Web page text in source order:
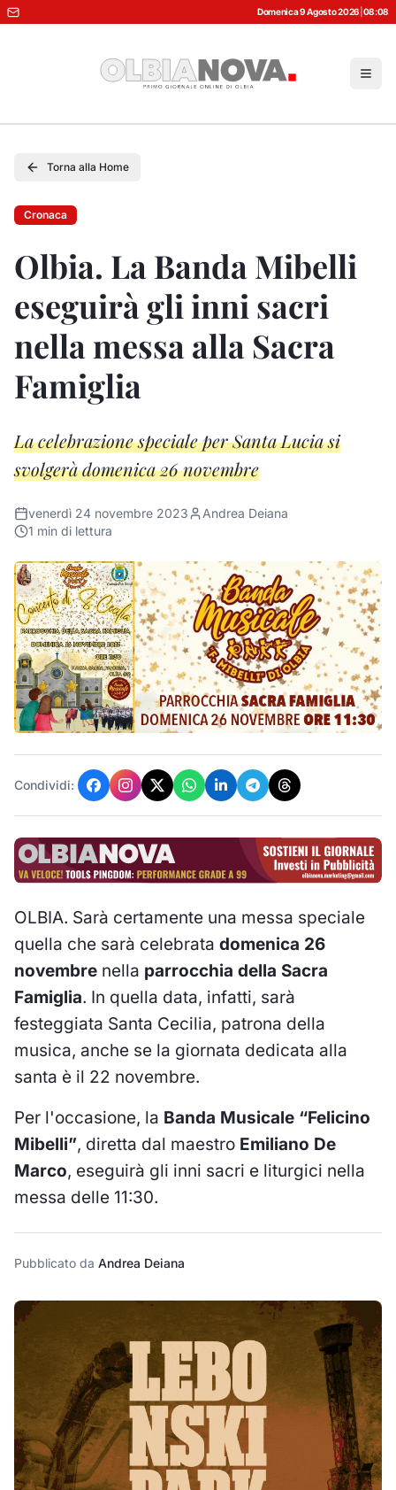
Domenica 9 Agosto 2026 08:08
Torna alla Home
Cronaca
Olbia. La Banda Mibelli
eseguirà gli inni sacri
nella messa alla Sacra
Famiglia
La celebrazione speciale per Santa Lucia si
svolgerà domenica 26 novembre
venerdì 24 novembre 2023
Andrea Deiana
1 min di lettura
Condividi:
OLBIA. Sarà certamente una messa speciale
quella che sarà celebrata domenica 26
novembre nella parrocchia della Sacra
Famiglia. In quella data, infatti, sarà
festeggiata Santa Cecilia, patrona della
musica, anche se la giornata dedicata alla
santa è il 22 novembre.
Per l'occasione, la Banda Musicale “Felicino
Mibelli”, diretta dal maestro Emiliano De
Marco, eseguirà gli inni sacri e liturgici nella
messa delle 11:30.
Pubblicato da Andrea Deiana